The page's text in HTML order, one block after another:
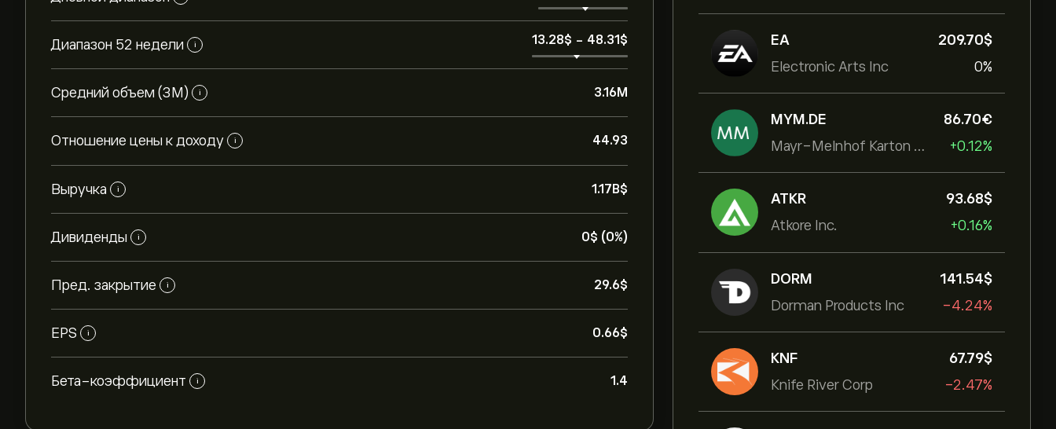
EA
Electronic Arts Inc
209.70‎$‎
0%
MYM.DE
Mayr-Melnhof Karton AG
86.70‎€‎
+0.12%
ATKR
Atkore Inc.
93.68‎$‎
+0.16%
DORM
Dorman Products Inc
141.54‎$‎
-4.24%
KNF
Knife River Corp
67.79‎$‎
-2.47%
Диапазон 52 недели i 13.28‎$‎ - 48.31‎$‎
Средний объем (3М) i 3.16M
Отношение цены к доходу i 44.93
Выручка i 1.17B‎$‎
Дивиденды i 0‎$‎ (0%)
Пред. закрытие i 29.6‎$‎
EPS i 0.66‎$‎
Бета-коэффициент i 1.4